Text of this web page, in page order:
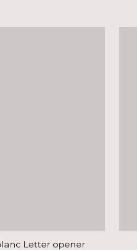
Letter opener